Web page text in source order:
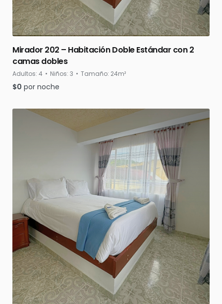
Mirador 202 – Habitación Doble Estándar con 2
camas dobles
Adultos: 4 Niños: 3 Tamaño: 24m²
$0 por noche